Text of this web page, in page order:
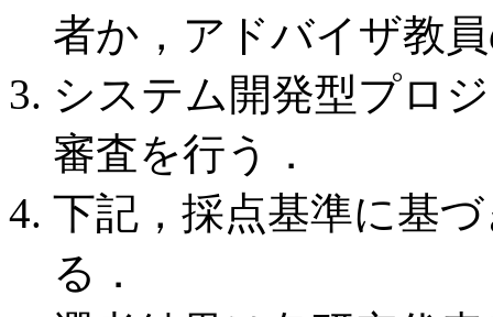
者か，アドバイザ教
システム開発型プロ
審査を行う．
下記，採点基準に基
る．